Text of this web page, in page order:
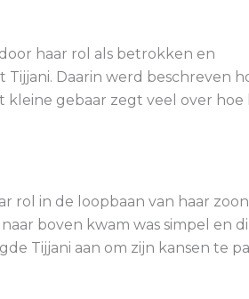
haar rol als betrokken en
Daarin werd beschreven
kleine gebaar zegt veel over hoe
rol in de loopbaan van haar
boven kwam was simpel en
Tijjani aan om zijn kansen te